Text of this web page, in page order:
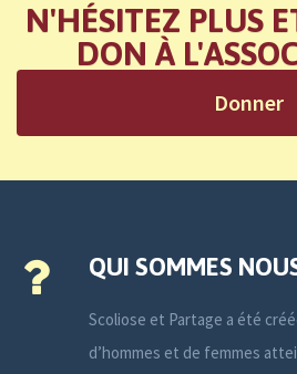
N'HÉSITEZ PLUS
DON À
Donner
QUI SOMMES
Scoliose et Partage a été
d’hommes et de femmes